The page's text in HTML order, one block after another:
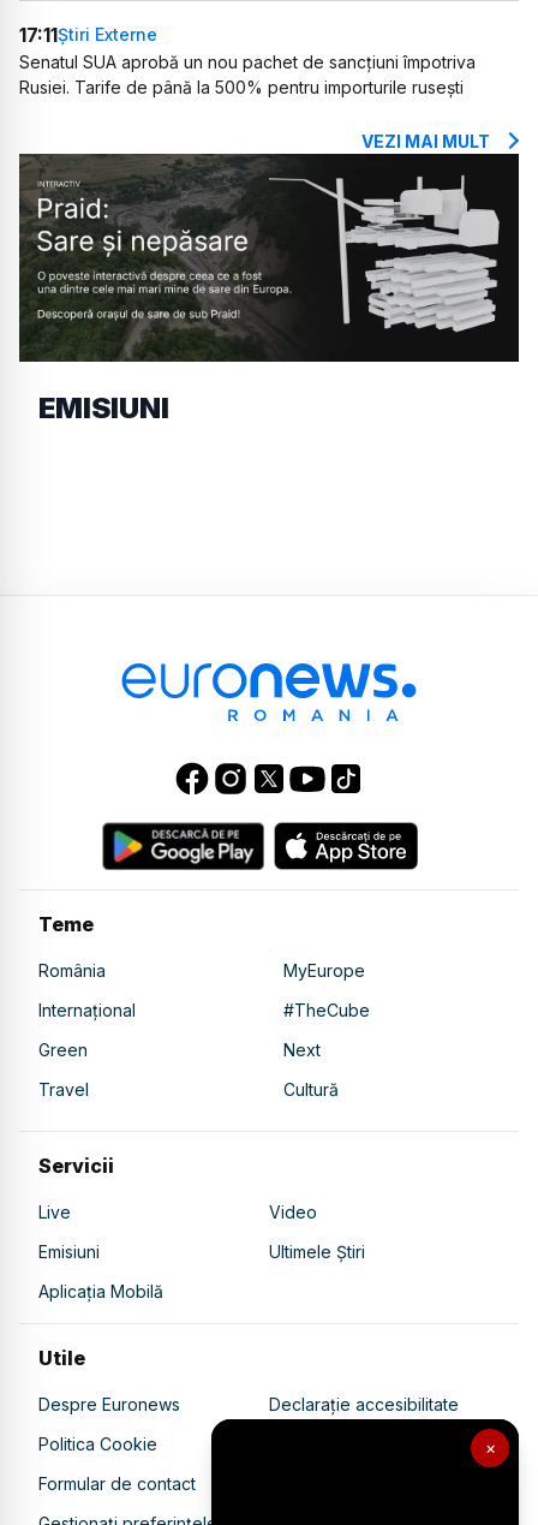
×
17:11Știri Externe
Senatul SUA aprobă un nou pachet de sancțiuni împotriva
Rusiei. Tarife de până la 500% pentru importurile rusești
VEZI MAI MULT
EMISIUNI
Teme
România
MyEurope
Internațional
#TheCube
Green
Next
Travel
Cultură
Servicii
Live
Video
Emisiuni
Ultimele Știri
Aplicația Mobilă
Utile
Despre Euronews
Declarație accesibilitate
Politica Cookie
Politica de confidențialitate
Formular de contact